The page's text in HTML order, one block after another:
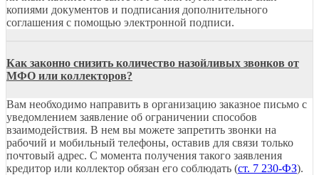
копиями документов и подписания дополнительного
соглашения с помощью электронной подписи.
Как законно снизить количество назойливых звонков от
МФО или коллекторов?
Вам необходимо направить в организацию заказное письмо с
уведомлением заявление об ограничении способов
взаимодействия. В нем вы можете запретить звонки на
рабочий и мобильный телефоны, оставив для связи только
почтовый адрес. С момента получения такого заявления
кредитор или коллектор обязан его соблюдать (ст. 7 230-ФЗ).